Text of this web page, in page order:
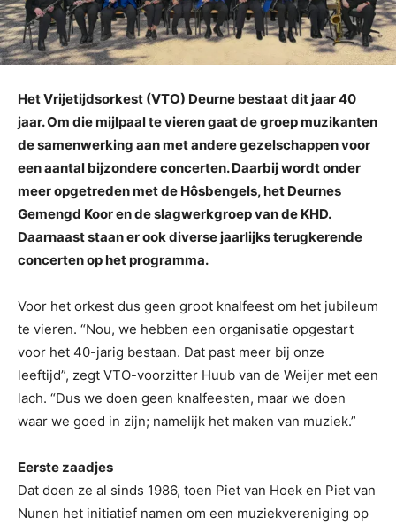
Het Vrijetijdsorkest (VTO) Deurne bestaat dit jaar 40
jaar. Om die mijlpaal te vieren gaat de groep muzikanten
de samenwerking aan met andere gezelschappen voor
een aantal bijzondere concerten. Daarbij wordt onder
meer opgetreden met de Hôsbengels, het Deurnes
Gemengd Koor en de slagwerkgroep van de KHD.
Daarnaast staan er ook diverse jaarlijks terugkerende
concerten op het programma.
Voor het orkest dus geen groot knalfeest om het jubileum
te vieren. “Nou, we hebben een organisatie opgestart
voor het 40-jarig bestaan. Dat past meer bij onze
leeftijd”, zegt VTO-voorzitter Huub van de Weijer met een
lach. “Dus we doen geen knalfeesten, maar we doen
waar we goed in zijn; namelijk het maken van muziek.”
Eerste zaadjes
Dat doen ze al sinds 1986, toen Piet van Hoek en Piet van
Nunen het initiatief namen om een muziekvereniging op